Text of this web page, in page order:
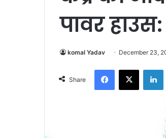
पावर
komal Yadav December 23,
Share
Facebook
X